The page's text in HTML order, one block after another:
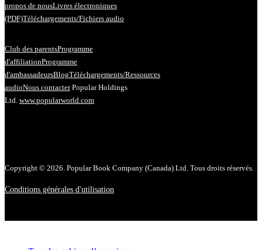
propos de nousLivres électroniques
(PDF)Téléchargements/Fichiers audio
Club des parentsProgramme
d'affiliationProgramme
d'ambassadeursBlogTéléchargements/Ressources
audioNous contacter Popular Holdings
Ltd. www.popularworld.com
Copyright © 2026. Popular Book Company (Canada) Ltd. Tous droits réservés.
Conditions générales d'utilisation